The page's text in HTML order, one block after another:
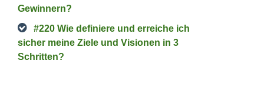
Gewinnern?
#220 Wie definiere und erreiche ich
sicher meine Ziele und Visionen in 3
Schritten?